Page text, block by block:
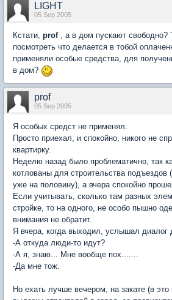
LIGHT
05 Sep 2005
Кстати, prof, а в дом пускают свободно?
посмотреть что делается в тобой
применяли особые средства, для
в дом?
prof
05 Sep 2005
Я особых средст не применял.
Просто приехал, и спокойно, никого не
квартирку.
Неделю назад было проблематично, так
котлованы для строительства подъездов
уже на половину), а вчера спокойно
Если учитывать, сколько там разных
стройке, то на одного, не особо пышно
внимания не обратит.
Я вчера, когда выходил, услышал диалог
-А откуда люди-то идут?
-А я, знаю... Мне вообще пох.......
-Да мне тож.
Но ехать лучше вечером, на закате (в